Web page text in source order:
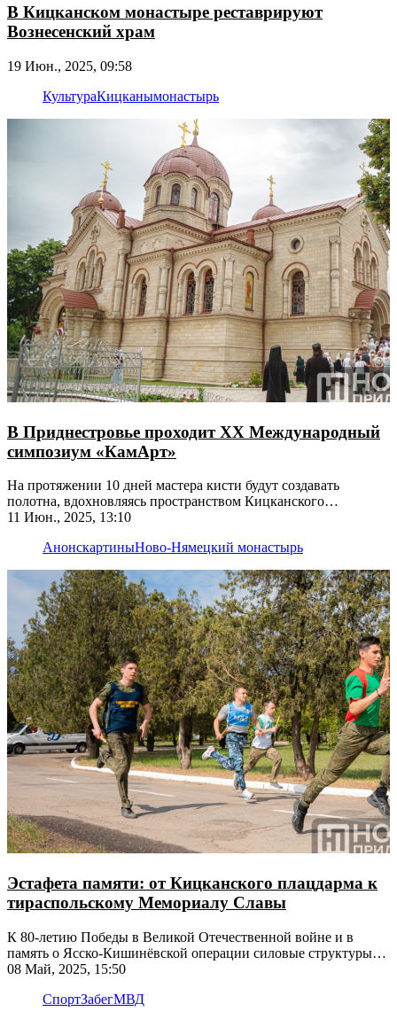
В Кицканском монастыре реставрируют
Вознесенский храм
19 Июн., 2025, 09:58
КультураКицканымонастырь
В Приднестровье проходит ХХ Международный
симпозиум «КамАрт»
На протяжении 10 дней мастера кисти будут создавать
полотна, вдохновляясь пространством Кицканского
монастыря и церквей республики
11 Июн., 2025, 13:10
АнонскартиныНово-Нямецкий монастырь
Эстафета памяти: от Кицканского плацдарма к
тираспольскому Мемориалу Славы
К 80-летию Победы в Великой Отечественной войне и в
память о Ясско-Кишинёвской операции силовые структуры
провели легкоатлетический забег
08 Май, 2025, 15:50
СпортЗабегМВД